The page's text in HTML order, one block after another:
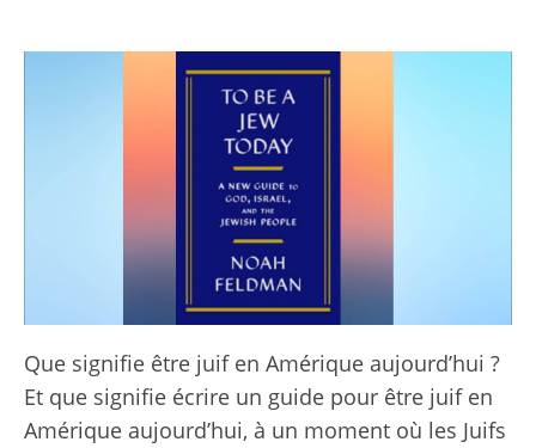
Que signifie être juif en Amérique aujourd’hui ?
Et que signifie écrire un guide pour être juif en
Amérique aujourd’hui, à un moment où les Juifs